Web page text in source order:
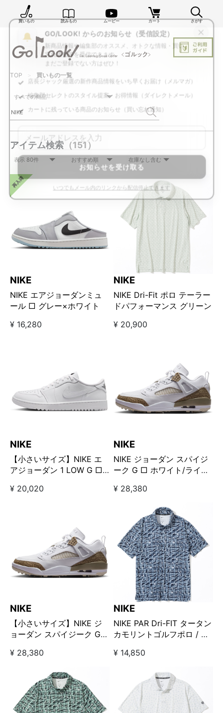
買いもの 読みもの ムービー カート さがす
TOP 買いもの一覧
アイテム検索 （151）
NIKE
NIKE エアジョーダンミュ
ール □ グレー×ホワイト
¥ 16,280
NIKE
NIKE Dri-Fit ポロ テーラー
ドパフォーマンス グリーン
¥ 20,900
NIKE
【小さいサイズ】NIKE エ
アジョーダン 1 LOW G □
¥ 20,020
NIKE
NIKE ジョーダン スパイジ
ーク G □ ホワイト/ライト
¥ 28,380
NIKE
【小さいサイズ】NIKE ジ
ョーダン スパイジーク G
¥ 28,380
NIKE
NIKE PAR Dri-FIT タータン
カモリントゴルフポロ / デ
¥ 14,850
×
GO/LOOK! からのお知らせ（受信設定）
新商品情報や編集部のオススメ、オトクな情報・買い
忘れ通知等を受信できます。
まだご登録でない方はぜひ！
店長ジャック厳選の新作商品情報をいち早くお届け（メルマガ）
編集部セレクトのスタイル提案・お得情報（ダイレクトメール）
カートに残っている商品のお知らせ（買い忘れ通知）
いつでもメール内のリンクから配信停止できます